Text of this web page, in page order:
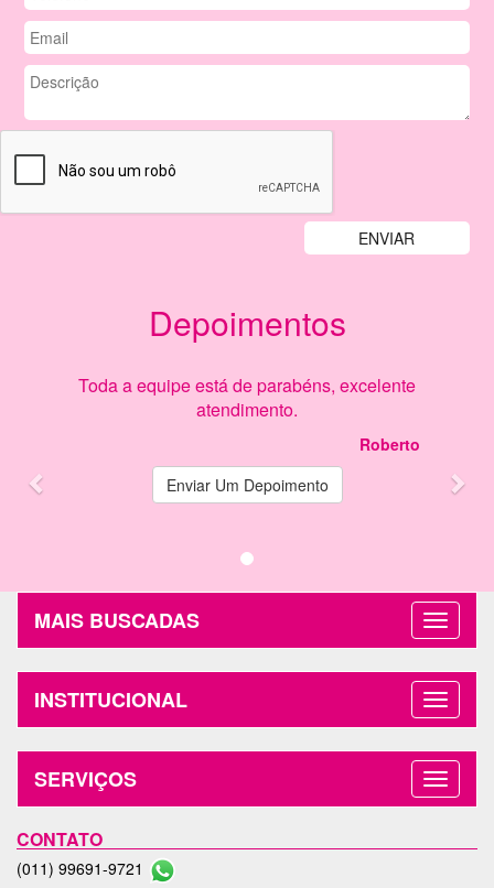
Depoimentos
Toda a equipe está de parabéns, excelente
atendimento.
Roberto
Enviar Um Depoimento
MAIS BUSCADAS
INSTITUCIONAL
SERVIÇOS
CONTATO
(011) 99691-9721